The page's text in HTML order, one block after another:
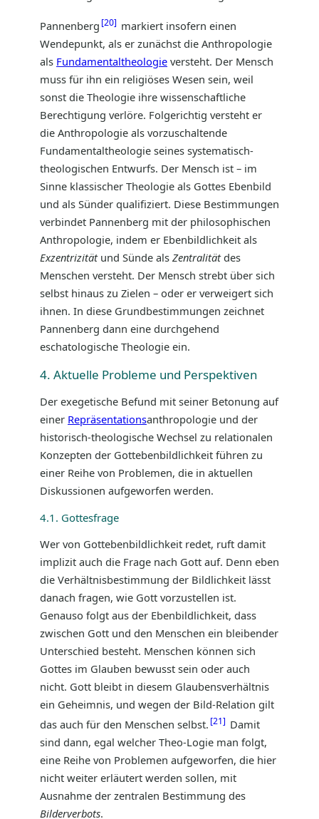
Pannenberg 20
markiert insofern einen
Wendepunkt, als er zunächst die Anthropologie
als Fundamentaltheologie versteht. Der Mensch
muss für ihn ein religiöses Wesen sein, weil
sonst die Theologie ihre wissenschaftliche
Berechtigung verlöre. Folgerichtig versteht er
die Anthropologie als vorzuschaltende
Fundamentaltheologie seines systematisch-
theologischen Entwurfs. Der Mensch ist – im
Sinne klassischer Theologie als Gottes Ebenbild
und als Sünder qualifiziert. Diese Bestimmungen
verbindet Pannenberg mit der philosophischen
Anthropologie, indem er Ebenbildlichkeit als
Exzentrizitätund Sünde als Zentralitätdes
Menschen versteht. Der Mensch strebt über sich
selbst hinaus zu Zielen – oder er verweigert sich
ihnen. In diese Grundbestimmungen zeichnet
Pannenberg dann eine durchgehend
eschatologische Theologie ein.
4. Aktuelle Probleme und Perspektiven
Der exegetische Befund mit seiner Betonung auf
einer Repräsentationsanthropologie und der
historisch-theologische Wechsel zu relationalen
Konzepten der Gottebenbildlichkeit führen zu
einer Reihe von Problemen, die in aktuellen
Diskussionen aufgeworfen werden.
4.1. Gottesfrage
Wer von Gottebenbildlichkeit redet, ruft damit
implizit auch die Frage nach Gott auf. Denn eben
die Verhältnisbestimmung der Bildlichkeit lässt
danach fragen, wie Gott vorzustellen ist.
Genauso folgt aus der Ebenbildlichkeit, dass
zwischen Gott und den Menschen ein bleibender
Unterschied besteht. Menschen können sich
Gottes im Glauben bewusst sein oder auch
nicht. Gott bleibt in diesem Glaubensverhältnis
ein Geheimnis, und wegen der Bild-Relation gilt
das auch für den Menschen selbst. 21
Damit
sind dann, egal welcher Theo-Logie man folgt,
eine Reihe von Problemen aufgeworfen, die hier
nicht weiter erläutert werden sollen, mit
Ausnahme der zentralen Bestimmung des
Bilderverbots.